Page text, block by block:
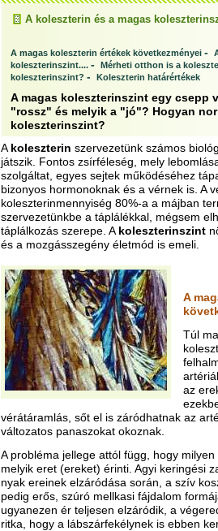
A koleszterin és a magas
A magas koleszterin értékek következményei -
koleszterinszint.... - Mérheti otthon is a
koleszterinszint? - Koleszterin határértékek
A magas koleszterinszint egy csepp
"rossz" és melyik a "jó"? Hogyan
koleszterinszint?
A koleszterin szervezetünk számos
játszik. Fontos zsírféleség, mely
szolgáltat, egyes sejtek működéséhez
bizonyos hormonoknak és a vérnek is. A
koleszterinmennyiség 80%-a a májban
szervezetünkbe a táplálékkal, mégsem
táplálkozás szerepe. A koleszterinszint
és a mozgásszegény életmód is emeli.
A
Túl
az
vérátáramlás, sőt el is záródhatnak az
változatos panaszokat okoznak.
A probléma jellege attól függ, hogy
melyik eret (ereket) érinti. Agyi keringési
nyak ereinek elzáródása során, a szív
pedig erős, szúró mellkasi fájdalom
ugyanezen ér teljesen elzáródik, a
ritka, hogy a lábszárfekélynek is ebben